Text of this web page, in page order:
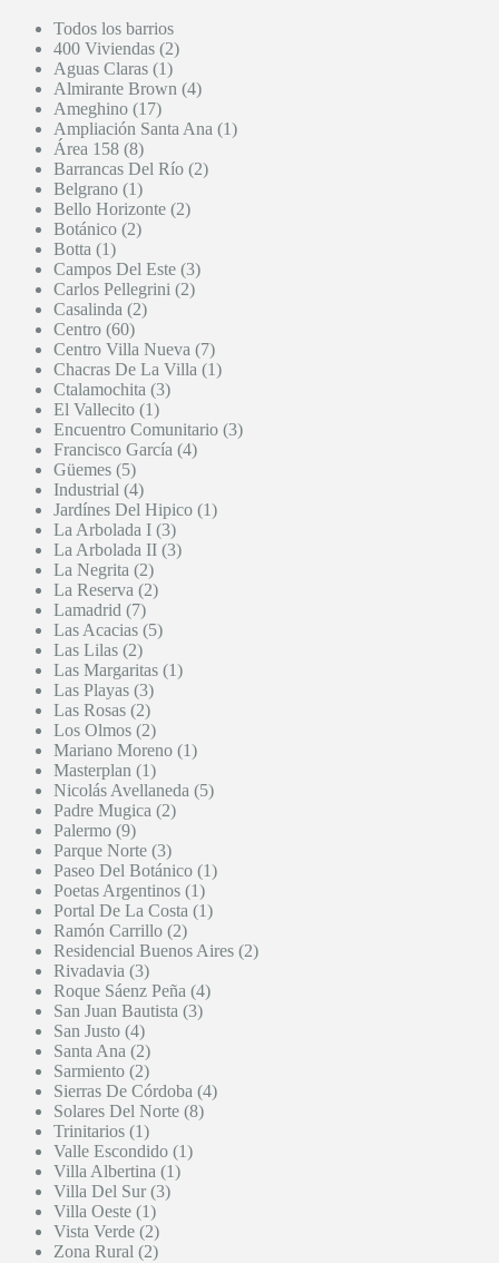
Todos los barrios
400 Viviendas (2)
Aguas Claras (1)
Almirante Brown (4)
Ameghino (17)
Ampliación Santa Ana (1)
Área 158 (8)
Barrancas Del Río (2)
Belgrano (1)
Bello Horizonte (2)
Botánico (2)
Botta (1)
Campos Del Este (3)
Carlos Pellegrini (2)
Casalinda (2)
Centro (60)
Centro Villa Nueva (7)
Chacras De La Villa (1)
Ctalamochita (3)
El Vallecito (1)
Encuentro Comunitario (3)
Francisco García (4)
Güemes (5)
Industrial (4)
Jardínes Del Hipico (1)
La Arbolada I (3)
La Arbolada II (3)
La Negrita (2)
La Reserva (2)
Lamadrid (7)
Las Acacias (5)
Las Lilas (2)
Las Margaritas (1)
Las Playas (3)
Las Rosas (2)
Los Olmos (2)
Mariano Moreno (1)
Masterplan (1)
Nicolás Avellaneda (5)
Padre Mugica (2)
Palermo (9)
Parque Norte (3)
Paseo Del Botánico (1)
Poetas Argentinos (1)
Portal De La Costa (1)
Ramón Carrillo (2)
Residencial Buenos Aires (2)
Rivadavia (3)
Roque Sáenz Peña (4)
San Juan Bautista (3)
San Justo (4)
Santa Ana (2)
Sarmiento (2)
Sierras De Córdoba (4)
Solares Del Norte (8)
Trinitarios (1)
Valle Escondido (1)
Villa Albertina (1)
Villa Del Sur (3)
Villa Oeste (1)
Vista Verde (2)
Zona Rural (2)